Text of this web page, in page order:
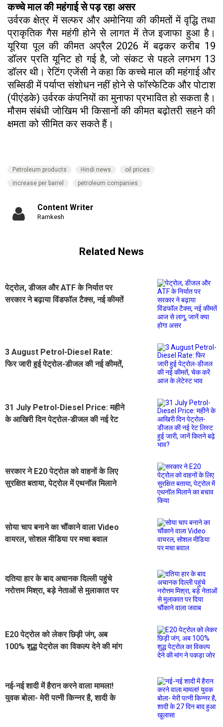
कच्चे माल की महंगाई से पड़ रहा असर
उर्वरक क्षेत्र में सल्फर और अमोनिया की कीमतों में वृद्धि तथा
प्राकृतिक गैस महंगी होने से लागत में तेज इजाफा हुआ है।
यूरिया पूल की कीमत अप्रैल 2026 में बढ़कर करीब 19
डॉलर प्रति यूनिट हो गई है, जो संकट से पहले लगभग 13
डॉलर थी। रेटिंग एजेंसी ने कहा कि कच्चे माल की महंगाई और
सब्सिडी में पर्याप्त संशोधन नहीं होने से फॉस्फेटिक और पोटाश
(पीएंडके) उर्वरक कंपनियों का मुनाफा प्रभावित हो सकता है।
मौसम संबंधी जोखिम भी किसानों की कीमत बढ़ोतरी सहने की
क्षमता को सीमित कर सकते हैं।
Petroleum products Hindi news
oil prices
increase per barrel
petroleum companies
Content Writer
Ramkesh
Related News
पेट्रोल, डीजल और ATF के निर्यात पर
सरकार ने बढ़ाया विंडफॉल टैक्स, नई कीमतें
3 August Petrol-Diesel Rate:
फिर जारी हुई पेट्रोल-डीजल की नई कीमतें,
31 July Petrol-Diesel Price: महीने
के आखिरी दिन पेट्रोल-डीजल की नई रेट
सरकार ने E20 पेट्रोल को वाहनों के लिए
सुरक्षित बताया, पेट्रोल में एथनॉल मिलाने
सोया चाप बनाने का चौंकाने वाला Video
वायरल, सोशल मीडिया पर मचा बवाल
दतिया हार के बाद अचानक दिल्ली पहुंचे
नरोत्तम मिश्रा, बड़े नेताओं से मुलाकात पर
E20 पेट्रोल को लेकर छिड़ी जंग, अब
100% शुद्ध पेट्रोल का विकल्प देने की मांग
नई-नई शादी में हैरान करने वाला मामला!
युवक बोला- मेरी पत्नी किन्नर है, शादी के